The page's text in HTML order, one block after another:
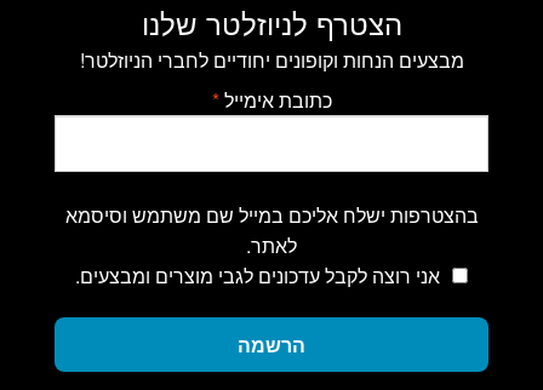
הצטרף לניוזלטר שלנו
מבצעים הנחות וקופונים יחודיים לחברי הניוזלטר!
כתובת אימייל*
בהצטרפות ישלח אליכם במייל שם משתמש וסיסמא
לאתר.
אני רוצה לקבל עדכונים לגבי מוצרים ומבצעים.
הרשמה